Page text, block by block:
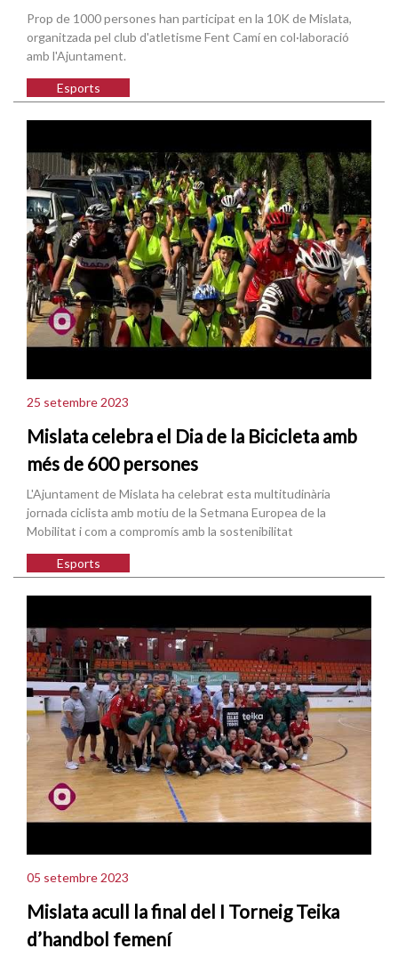
Prop de 1000 persones han participat en la 10K de Mislata,
organitzada pel club d'atletisme Fent Camí en col·laboració
amb l'Ajuntament.
Esports
25 setembre 2023
Mislata celebra el Dia de la Bicicleta amb
més de 600 persones
L'Ajuntament de Mislata ha celebrat esta multitudinària
jornada ciclista amb motiu de la Setmana Europea de la
Mobilitat i com a compromís amb la sostenibilitat
Esports
05 setembre 2023
Mislata acull la final del I Torneig Teika
d’handbol femení